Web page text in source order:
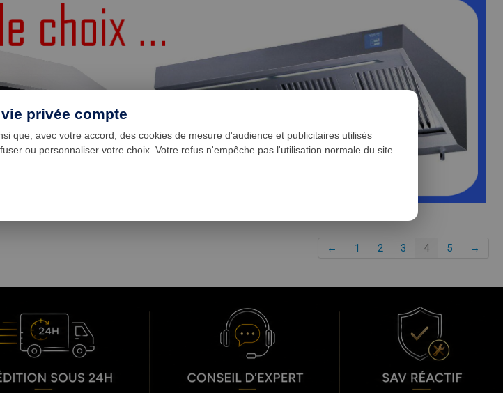
← 1 2 3 4 5 →
vie privée compte
que, avec votre accord, des cookies de mesure d'audience et publicitaires utilisés
ou personnaliser votre choix. Votre refus n'empêche pas l'utilisation normale du site.